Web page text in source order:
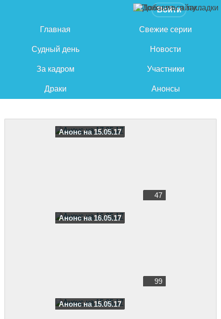
Войти
Главная Свежие серии
Судный день Новости
За кадром Участники
Драки Анонсы
Анонс на 15.05.17
47
Анонс на 16.05.17
99
Анонс на 15.05.17